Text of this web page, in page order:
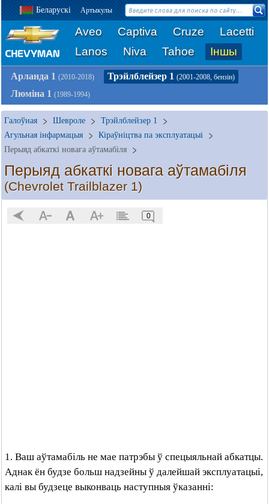
Беларускі Артыкулы
Aveo Captiva Cruze
Lacetti
Lanos
Niva Tahoe Іншы
Арланда 1 (2010-2018) Трэйлблейзер 1 (2001-2008, бензін)
Люміна 1 (1989-1994)
Галоўная Шевроле
Трэйлблейзер 1
Агульная інфармацыя
Кіраўніцтва па эксплуатацыі
Перыяд абкаткі новага аўтамабіля
Перыяд абкаткі новага аўтамабіля
(Chevrolet Trailblazer 1)
0
1. Ваш аўтамабіль не мае патрэбы ў спецыяльнай абкатцы.
Аднак ён будзе больш надзейны ў далейшай эксплуатацыі,
калі вы будзеце выконваць наступныя ўказанні: